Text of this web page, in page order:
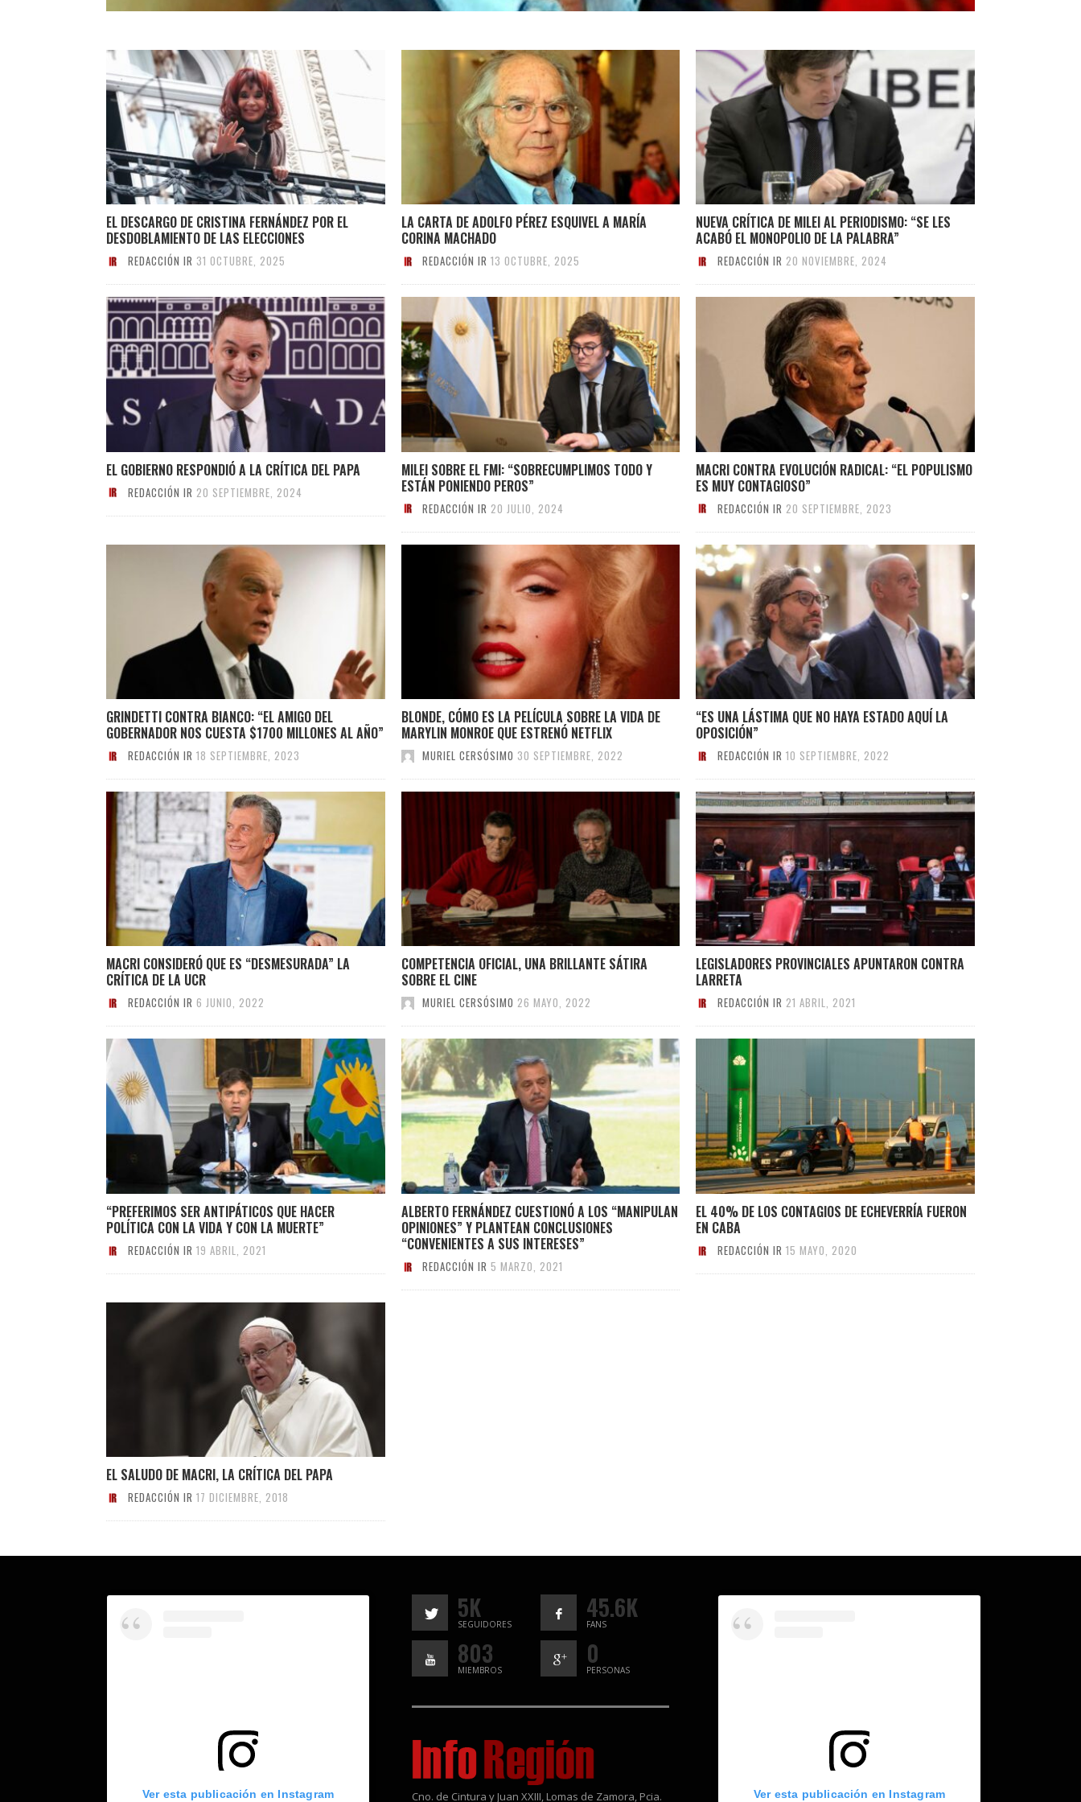
EL DESCARGO DE CRISTINA FERNÁNDEZ POR EL
DESDOBLAMIENTO DE LAS ELECCIONES
REDACCIÓN IR 31 OCTUBRE, 2025
LA CARTA DE ADOLFO PÉREZ ESQUIVEL A MARÍA
CORINA MACHADO
REDACCIÓN IR 13 OCTUBRE, 2025
NUEVA CRÍTICA DE MILEI AL PERIODISMO: “SE LES
ACABÓ EL MONOPOLIO DE LA PALABRA”
REDACCIÓN IR 20 NOVIEMBRE, 2024
EL GOBIERNO RESPONDIÓ A LA CRÍTICA DEL PAPA
REDACCIÓN IR 20 SEPTIEMBRE, 2024
MILEI SOBRE EL FMI: “SOBRECUMPLIMOS TODO Y
ESTÁN PONIENDO PEROS”
REDACCIÓN IR 20 JULIO, 2024
MACRI CONTRA EVOLUCIÓN RADICAL: “EL POPULISMO
ES MUY CONTAGIOSO”
REDACCIÓN IR 20 SEPTIEMBRE, 2023
GRINDETTI CONTRA BIANCO: “EL AMIGO DEL
GOBERNADOR NOS CUESTA $1700 MILLONES AL AÑO”
REDACCIÓN IR 18 SEPTIEMBRE, 2023
BLONDE, CÓMO ES LA PELÍCULA SOBRE LA VIDA DE
MARYLIN MONROE QUE ESTRENÓ NETFLIX
MURIEL CERSÓSIMO 30 SEPTIEMBRE, 2022
“ES UNA LÁSTIMA QUE NO HAYA ESTADO AQUÍ LA
OPOSICIÓN”
REDACCIÓN IR 10 SEPTIEMBRE, 2022
MACRI CONSIDERÓ QUE ES “DESMESURADA” LA
CRÍTICA DE LA UCR
REDACCIÓN IR 6 JUNIO, 2022
COMPETENCIA OFICIAL, UNA BRILLANTE SÁTIRA
SOBRE EL CINE
MURIEL CERSÓSIMO 26 MAYO, 2022
LEGISLADORES PROVINCIALES APUNTARON CONTRA
LARRETA
REDACCIÓN IR 21 ABRIL, 2021
“PREFERIMOS SER ANTIPÁTICOS QUE HACER
POLÍTICA CON LA VIDA Y CON LA MUERTE”
REDACCIÓN IR 19 ABRIL, 2021
ALBERTO FERNÁNDEZ CUESTIONÓ A LOS “MANIPULAN
OPINIONES” Y PLANTEAN CONCLUSIONES
“CONVENIENTES A SUS INTERESES”
REDACCIÓN IR 5 MARZO, 2021
EL 40% DE LOS CONTAGIOS DE ECHEVERRÍA FUERON
EN CABA
REDACCIÓN IR 15 MAYO, 2020
EL SALUDO DE MACRI, LA CRÍTICA DEL PAPA
REDACCIÓN IR 17 DICIEMBRE, 2018
Ver esta publicación en Instagram
5K
SEGUIDORES
45.6K
FANS
803
MIEMBROS
0
PERSONAS
Cno. de Cintura y Juan XXIII, Lomas de Zamora, Pcia. Ver esta publicación en Instagram